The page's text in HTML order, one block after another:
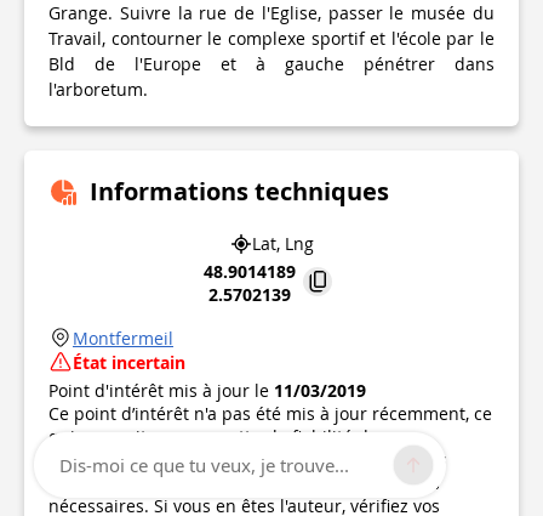
Grange. Suivre la rue de l'Eglise, passer le musée du
Travail, contourner le complexe sportif et l'école par le
Bld de l'Europe et à gauche pénétrer dans
l'arboretum.
Informations techniques
Lat, Lng
48.9014189
2.5702139
Montfermeil
État incertain
Point d'intérêt mis à jour le 11/03/2019
Ce point d’intérêt n'a pas été mis à jour récemment, ce
qui pourrait compromettre la fiabilité de ces
informations. Nous vous recommandons de vous
renseigner et de prendre toutes les précautions
nécessaires. Si vous en êtes l'auteur, vérifiez vos
Dis-moi ce que tu veux, je trouve...